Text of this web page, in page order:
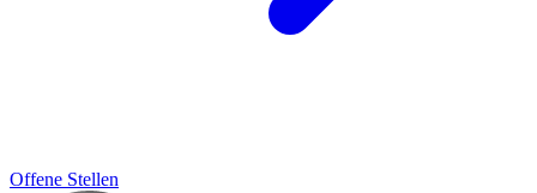
Offene Stellen